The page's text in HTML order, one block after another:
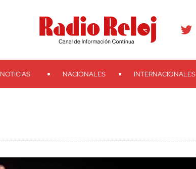
TelegramTeveo Ivoox RSS Search
NOTICIAS NACIONALES INTERNACIONALES